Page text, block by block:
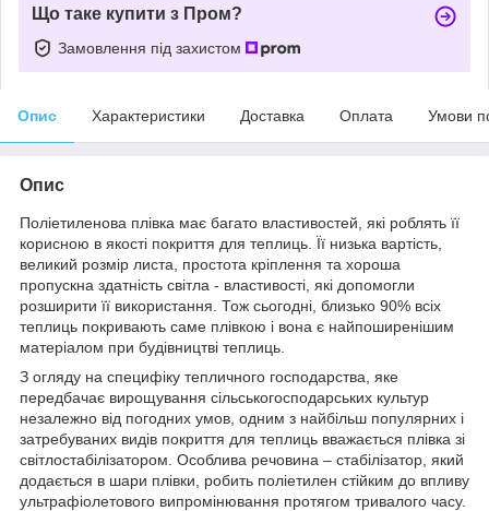
Що таке купити з Пром?
Замовлення під захистом
Опис Характеристики Доставка Оплата Умови
Опис
Поліетиленова плівка має багато властивостей, які роблять її
корисною в якості покриття для теплиць. Її низька вартість,
великий розмір листа, простота кріплення та хороша
пропускна здатність світла - властивості, які допомогли
розширити її використання. Тож сьогодні, близько 90% всіх
теплиць покривають саме плівкою і вона є найпоширенішим
матеріалом при будівництві теплиць.
З огляду на специфіку тепличного господарства, яке
передбачає вирощування сільськогосподарських культур
незалежно від погодних умов, одним з найбільш популярних і
затребуваних видів покриття для теплиць вважається плівка зі
світлостабілізатором. Особлива речовина – стабілізатор, який
додається в шари плівки, робить поліетилен стійким до впливу
ультрафіолетового випромінювання протягом тривалого часу.